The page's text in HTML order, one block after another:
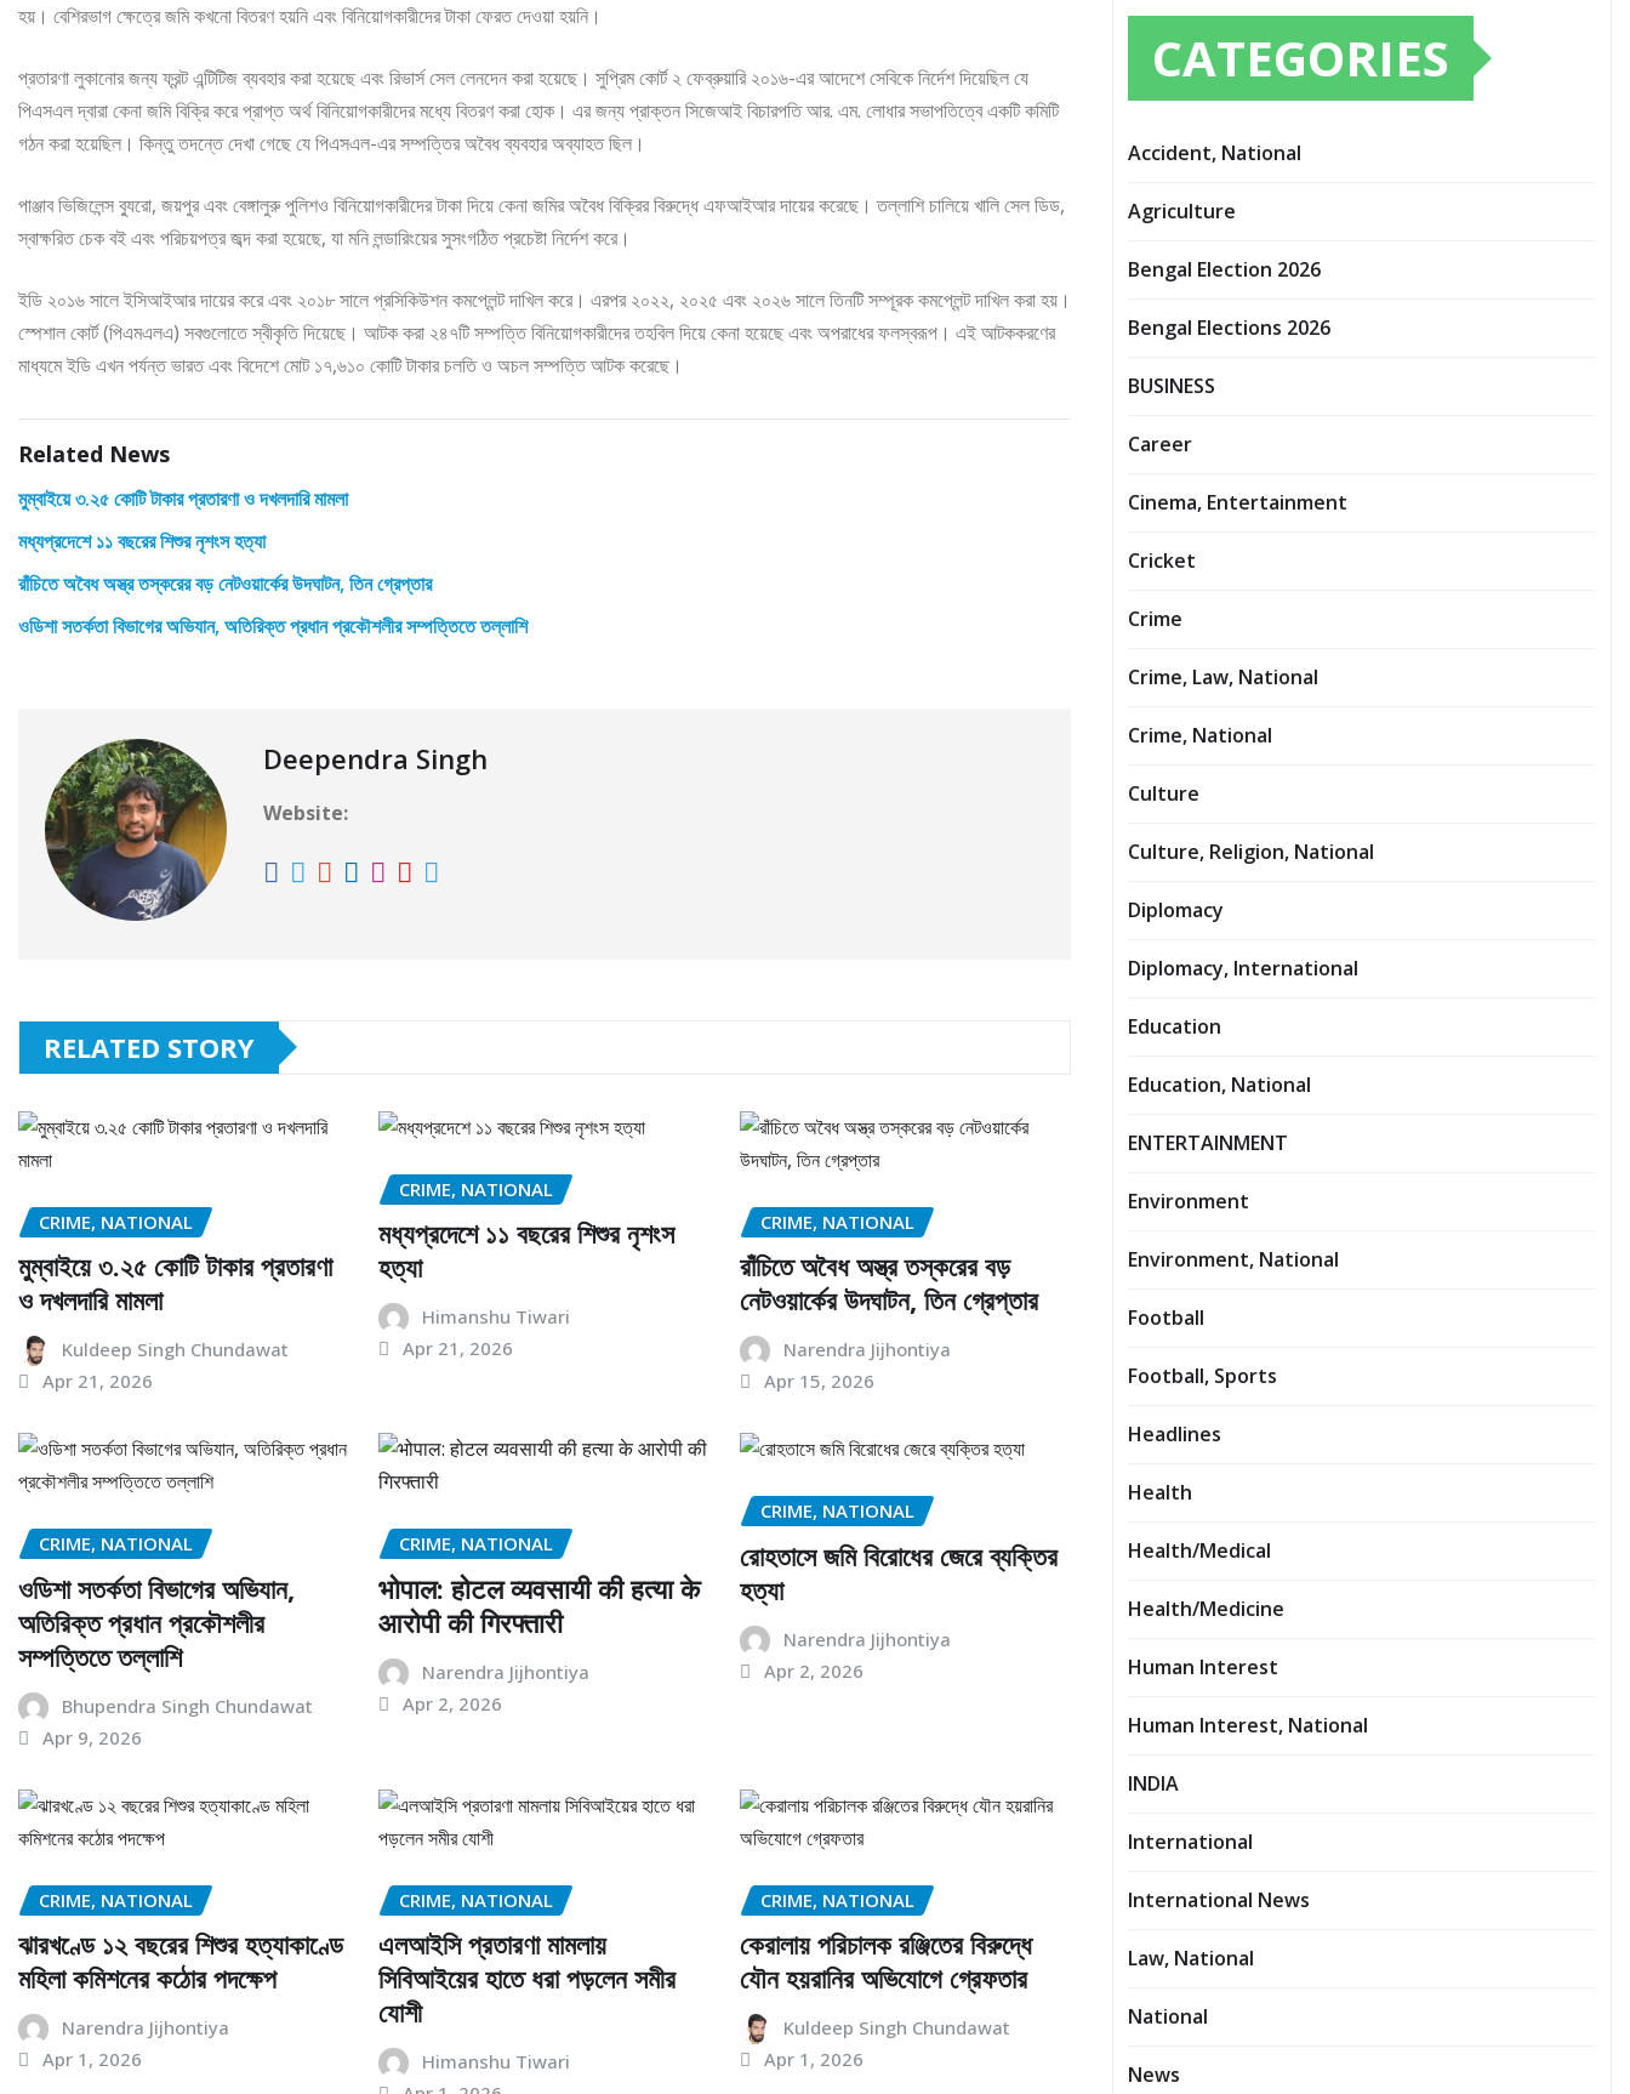
হয়। বেশিরভাগ ক্ষেত্রে জমি কখনো বিতরণ হয়নি এবং বিনিয়োগকারীদের টাকা ফেরত দেওয়া হয়নি।
প্রতারণা লুকানোর জন্য ফ্রন্ট এন্টিটিজ ব্যবহার করা হয়েছে এবং রিভার্স সেল লেনদেন করা হয়েছে। সুপ্রিম কোর্ট ২ ফেব্রুয়ারি ২০১৬-এর আদেশে সেবিকে নির্দেশ দিয়েছিল যে
পিএসএল দ্বারা কেনা জমি বিক্রি করে প্রাপ্ত অর্থ বিনিয়োগকারীদের মধ্যে বিতরণ করা হোক। এর জন্য প্রাক্তন সিজেআই বিচারপতি আর. এম. লোধার সভাপতিত্বে একটি কমিটি
গঠন করা হয়েছিল। কিন্তু তদন্তে দেখা গেছে যে পিএসএল-এর সম্পত্তির অবৈধ ব্যবহার অব্যাহত ছিল।
পাঞ্জাব ভিজিলেন্স ব্যুরো, জয়পুর এবং বেঙ্গালুরু পুলিশও বিনিয়োগকারীদের টাকা দিয়ে কেনা জমির অবৈধ বিক্রির বিরুদ্ধে এফআইআর দায়ের করেছে। তল্লাশি চালিয়ে খালি সেল ডিড,
স্বাক্ষরিত চেক বই এবং পরিচয়পত্র জব্দ করা হয়েছে, যা মনি লন্ডারিংয়ের সুসংগঠিত প্রচেষ্টা নির্দেশ করে।
ইডি ২০১৬ সালে ইসিআইআর দায়ের করে এবং ২০১৮ সালে প্রসিকিউশন কমপ্লেন্ট দাখিল করে। এরপর ২০২২, ২০২৫ এবং ২০২৬ সালে তিনটি সম্পূরক কমপ্লেন্ট দাখিল করা হয়।
স্পেশাল কোর্ট (পিএমএলএ) সবগুলোতে স্বীকৃতি দিয়েছে। আটক করা ২৪৭টি সম্পত্তি বিনিয়োগকারীদের তহবিল দিয়ে কেনা হয়েছে এবং অপরাধের ফলস্বরূপ। এই আটককরণের
মাধ্যমে ইডি এখন পর্যন্ত ভারত এবং বিদেশে মোট ১৭,৬১০ কোটি টাকার চলতি ও অচল সম্পত্তি আটক করেছে।
Related News
মুম্বাইয়ে ৩.২৫ কোটি টাকার প্রতারণা ও দখলদারি মামলা
মধ্যপ্রদেশে ১১ বছরের শিশুর নৃশংস হত্যা
রাঁচিতে অবৈধ অস্ত্র তস্করের বড় নেটওয়ার্কের উদঘাটন, তিন গ্রেপ্তার
ওডিশা সতর্কতা বিভাগের অভিযান, অতিরিক্ত প্রধান প্রকৌশলীর সম্পত্তিতে তল্লাশি
Deependra Singh
Website:
RELATED STORY
CRIME, NATIONAL
মুম্বাইয়ে ৩.২৫ কোটি টাকার প্রতারণা
ও দখলদারি মামলা
Kuldeep Singh Chundawat
Apr 21, 2026
CRIME, NATIONAL
মধ্যপ্রদেশে ১১ বছরের শিশুর নৃশংস
হত্যা
Himanshu Tiwari
Apr 21, 2026
CRIME, NATIONAL
রাঁচিতে অবৈধ অস্ত্র তস্করের বড়
নেটওয়ার্কের উদঘাটন, তিন গ্রেপ্তার
Narendra Jijhontiya
Apr 15, 2026
CRIME, NATIONAL
ওডিশা সতর্কতা বিভাগের অভিযান,
অতিরিক্ত প্রধান প্রকৌশলীর
সম্পত্তিতে তল্লাশি
Bhupendra Singh Chundawat
Apr 9, 2026
CRIME, NATIONAL
भोपाल: होटल व्यवसायी की हत्या के
आरोपी की गिरफ्तारी
Narendra Jijhontiya
Apr 2, 2026
CRIME, NATIONAL
রোহতাসে জমি বিরোধের জেরে ব্যক্তির
হত্যা
Narendra Jijhontiya
Apr 2, 2026
CRIME, NATIONAL
ঝারখণ্ডে ১২ বছরের শিশুর হত্যাকাণ্ডে
মহিলা কমিশনের কঠোর পদক্ষেপ
Narendra Jijhontiya
Apr 1, 2026
CRIME, NATIONAL
এলআইসি প্রতারণা মামলায়
সিবিআইয়ের হাতে ধরা পড়লেন সমীর
যোশী
Himanshu Tiwari
CRIME, NATIONAL
কেরালায় পরিচালক রঞ্জিতের বিরুদ্ধে
যৌন হয়রানির অভিযোগে গ্রেফতার
Kuldeep Singh Chundawat
Apr 1, 2026
CATEGORIES
Accident, National
Agriculture
Bengal Election 2026
Bengal Elections 2026
BUSINESS
Career
Cinema, Entertainment
Cricket
Crime
Crime, Law, National
Crime, National
Culture
Culture, Religion, National
Diplomacy
Diplomacy, International
Education
Education, National
ENTERTAINMENT
Environment
Environment, National
Football
Football, Sports
Headlines
Health
Health/Medical
Health/Medicine
Human Interest
Human Interest, National
INDIA
International
International News
Law, National
National
News